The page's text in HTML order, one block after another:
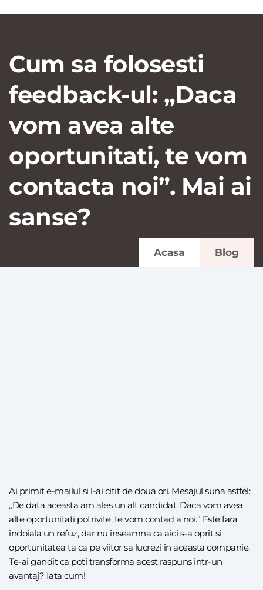
Cum sa folosesti
feedback-ul: „Daca
vom avea alte
oportunitati, te vom
contacta noi”. Mai ai
sanse?
Acasa Blog
Ai primit e-mailul si l-ai citit de doua ori. Mesajul suna astfel:
„De data aceasta am ales un alt candidat. Daca vom avea
alte oportunitati potrivite, te vom contacta noi.” Este fara
indoiala un refuz, dar nu inseamna ca aici s-a oprit si
oportunitatea ta ca pe viitor sa lucrezi in aceasta companie.
Te-ai gandit ca poti transforma acest raspuns intr-un
avantaj? Iata cum!